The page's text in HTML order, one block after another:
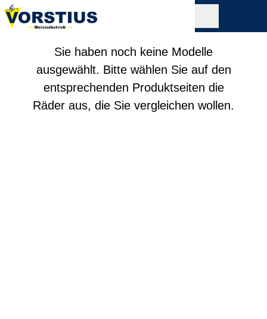
Sie haben noch keine Modelle
ausgewählt. Bitte wählen Sie auf den
entsprechenden Produktseiten die
Räder aus, die Sie vergleichen wollen.